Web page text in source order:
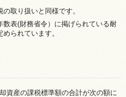
取り扱いと同様です。
表(財務省令）に掲げられている耐
られています。
資産の課税標準額の合計が次の額に